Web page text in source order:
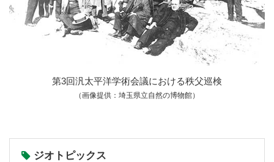
第3回汎太平洋学術会議における秩父巡検
（画像提供：埼玉県立自然の博物館）
ジオトピックス